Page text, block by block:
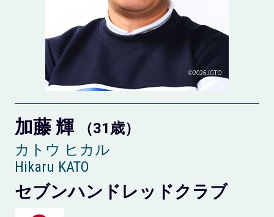
加藤 輝
（31歳）
カトウ ヒカル
Hikaru KATO
セブンハンドレッドクラブ